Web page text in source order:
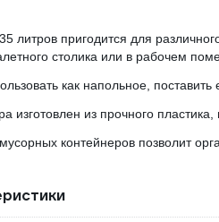
литров пригодится для
столика или в рабочем
как напольное, поставить
изготовлен из прочного
контейнеров позволит